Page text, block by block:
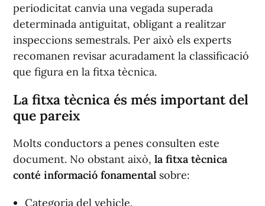
periodicitat canvia una vegada superada
determinada antiguitat, obligant a realitzar
inspeccions semestrals. Per això els experts
recomanen revisar acuradament la classificació
que figura en la fitxa tècnica.
La fitxa tècnica és més important del
que pareix
Molts conductors a penes consulten este
document. No obstant això, la fitxa tècnica
conté informació fonamental sobre:
Categoria del vehicle.